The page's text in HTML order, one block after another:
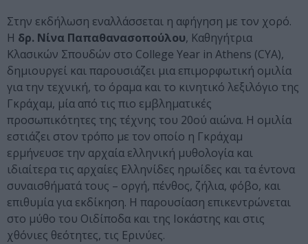
Στην εκδήλωση εναλλάσσεται η αφήγηση με τον χορό.
Η δρ. Νίνα Παπαθανασοπούλου, Καθηγήτρια
Κλασικών Σπουδών στο College Year in Athens (CYA),
δημιουργεί και παρουσιάζει μια επιμορφωτική ομιλία
για την τεχνική, το όραμα και το κινητικό λεξιλόγιο της
Γκράχαμ, μία από τις πιο εμβληματικές
προσωπικότητες της τέχνης του 20ού αιώνα. Η ομιλία
εστιάζει στον τρόπο με τον οποίο η Γκράχαμ
ερμήνευσε την αρχαία ελληνική μυθολογία και
ιδιαίτερα τις αρχαίες Ελληνίδες ηρωίδες και τα έντονα
συναισθήματά τους – οργή, πένθος, ζήλια, φόβο, και
επιθυμία για εκδίκηση. Η παρουσίαση επικεντρώνεται
στο μύθο του Οιδίποδα και της Ιοκάστης και στις
χθόνιες θεότητες, τις Ερινύες.